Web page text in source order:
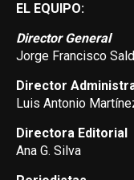
EL EQUIPO:
Director General
Jorge Francisco
Director
Luis Antonio
Directora Editorial
Ana G. Silva